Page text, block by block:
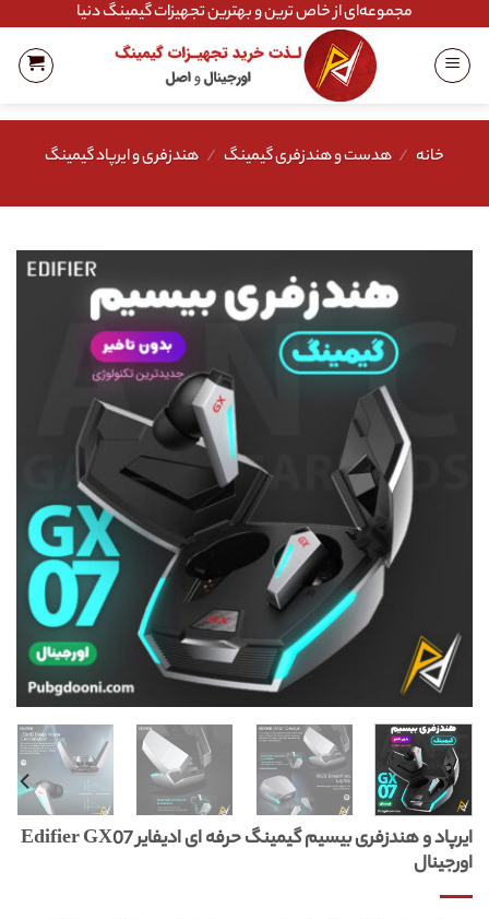
content
مجموعه‌ای از خاص ترین و بهترین تجهیزات گیمینگ دنیا
خانه / هدست و هندزفری گیمینگ / هندزفری و ایرپاد گیمینگ
ایرپاد و هندزفری بیسیم گیمینگ حرفه ای ادیفایر Edifier GX07
اورجینال